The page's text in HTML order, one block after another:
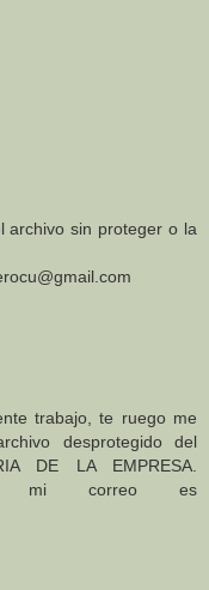
archivo sin proteger o la
trabajo, te ruego me
desprotegido del
DE LA EMPRESA.
mi correo es